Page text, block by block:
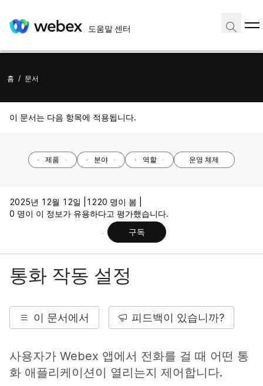
도움말 센터
홈 / 문서
이 문서는 다음 항목에 적용됩니다.
제품 분야 역할 운영 체제
2025년 12월 12일 |
1220 명이 봄 |
0 명이 이 정보가 유용하다고 평가했습니다.
구독
통화 작동 설정
이 문서에서 피드백이 있습니까?
사용자가 Webex 앱에서 전화를 걸 때 어떤 통
화 애플리케이션이 열리는지 제어합니다.